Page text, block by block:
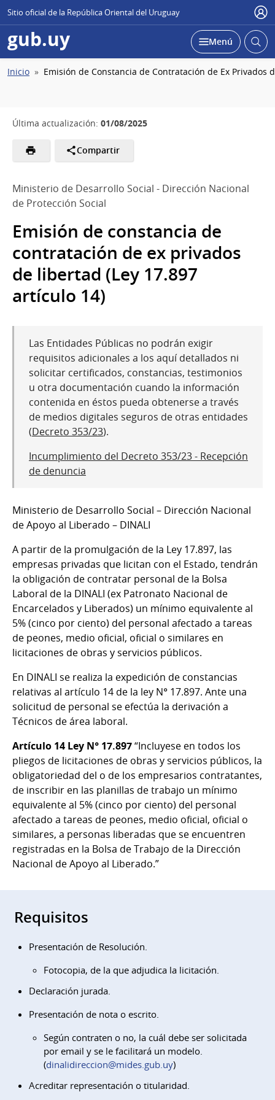
Sitio oficial de la República Oriental del Uruguay
gub.uy Desplegar
Menú Abrir
Ruta
Inicio Emisión de Constancia de Contratación de Ex Privados
Última actualización: 01/08/2025
Compartir
Ministerio de Desarrollo Social - Dirección Nacional
de Protección Social
Emisión de constancia de
contratación de ex privados
de libertad (Ley 17.897
artículo 14)
Las Entidades Públicas no podrán exigir
requisitos adicionales a los aquí detallados ni
solicitar certificados, constancias, testimonios
u otra documentación cuando la información
contenida en éstos pueda obtenerse a través
de medios digitales seguros de otras entidades
(Decreto 353/23).
Incumplimiento del Decreto 353/23 - Recepción
de denuncia
Ministerio de Desarrollo Social – Dirección Nacional
de Apoyo al Liberado – DINALI
A partir de la promulgación de la Ley 17.897, las
empresas privadas que licitan con el Estado, tendrán
la obligación de contratar personal de la Bolsa
Laboral de la DINALI (ex Patronato Nacional de
Encarcelados y Liberados) un mínimo equivalente al
5% (cinco por ciento) del personal afectado a tareas
de peones, medio oficial, oficial o similares en
licitaciones de obras y servicios públicos.
En DINALI se realiza la expedición de constancias
relativas al artículo 14 de la ley N° 17.897. Ante una
solicitud de personal se efectúa la derivación a
Técnicos de área laboral.
Artículo 14 Ley N° 17.897“Incluyese en todos los
pliegos de licitaciones de obras y servicios públicos, la
obligatoriedad del o de los empresarios contratantes,
de inscribir en las planillas de trabajo un mínimo
equivalente al 5% (cinco por ciento) del personal
afectado a tareas de peones, medio oficial, oficial o
similares, a personas liberadas que se encuentren
registradas en la Bolsa de Trabajo de la Dirección
Nacional de Apoyo al Liberado.”
Requisitos
Presentación de Resolución.
Fotocopia, de la que adjudica la licitación.
Declaración jurada.
Presentación de nota o escrito.
Según contraten o no, la cuál debe ser solicitada
por email y se le facilitará un modelo.
(dinalidireccion@mides.gub.uy)
Acreditar representación o titularidad.